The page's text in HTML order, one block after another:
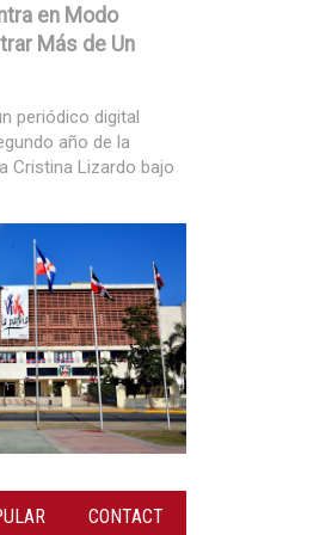
en Modo
Más de Un
periódico digital
año de la
Cristina Lizardo bajo
CONTACT